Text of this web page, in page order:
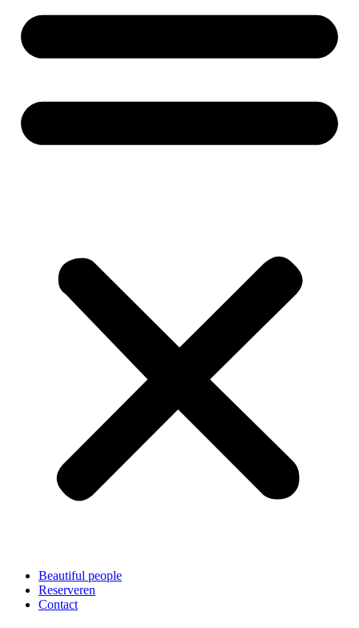
Beautiful people
Reserveren
Contact